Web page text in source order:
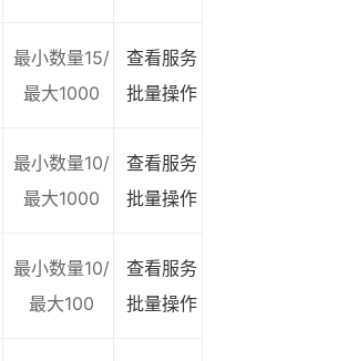
最小数量15/
最大1000
查看服务
批量操作
最小数量10/
最大1000
查看服务
批量操作
最小数量10/
最大100
查看服务
批量操作